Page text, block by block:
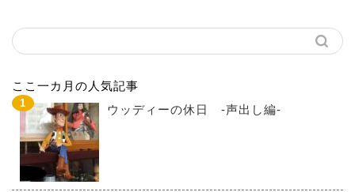
ここ一カ月の人気記事
ウッディーの休日 -声出し編-